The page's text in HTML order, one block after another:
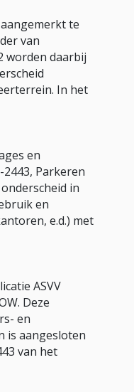
te
van
worden daarbij
In het
en
Parkeren
in
en
e.d.) met
ASVV
Deze
en
is aangesloten
van het